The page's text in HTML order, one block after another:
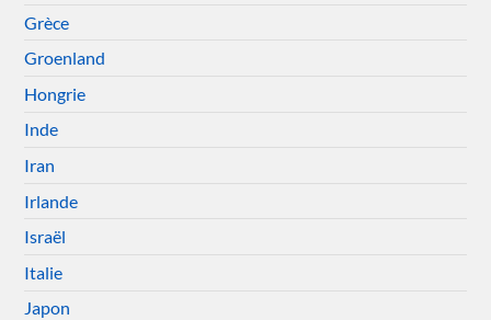
Grèce
Groenland
Hongrie
Inde
Iran
Irlande
Israël
Italie
Japon